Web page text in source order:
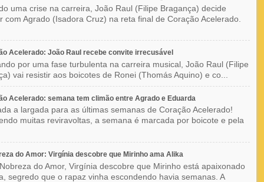
uma crise na carreira, João Raul (Filipe Bragança) decide
com Agrado (Isadora Cruz) na reta final de Coração Acelerado.
Acelerado: João Raul recebe convite irrecusável
por uma fase turbulenta na carreira musical, João Raul (Filipe
vai resistir aos boicotes de Ronei (Thomás Aquino) e co...
Acelerado: semana tem climão entre Agrado e Eduarda
a largada para as últimas semanas de Coração Acelerado!
muitas reviravoltas, a semana é marcada por boicote e pela
do Amor: Virgínia descobre que Mirinho ama Alika
do Amor, Virgínia descobre que Mirinho está apaixonado
segredo que o rapaz vinha escondendo havia semanas. A